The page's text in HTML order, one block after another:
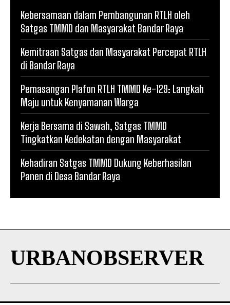
Kebersamaan dalam Pembangunan RTLH oleh
Satgas TMMD dan Masyarakat Bandar Raya
Kemitraan Satgas dan Masyarakat Percepat RTLH
di Bandar Raya
Pemasangan Plafon RTLH TMMD Ke-129: Langkah
Maju untuk Kenyamanan Warga
Kerja Bersama di Sawah, Satgas TMMD
Tingkatkan Kedekatan dengan Masyarakat
Kehadiran Satgas TMMD Dukung Keberhasilan
Panen di Desa Bandar Raya
URBANOBSERVER